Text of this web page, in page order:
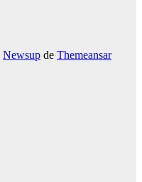
Newsup de Themeansar